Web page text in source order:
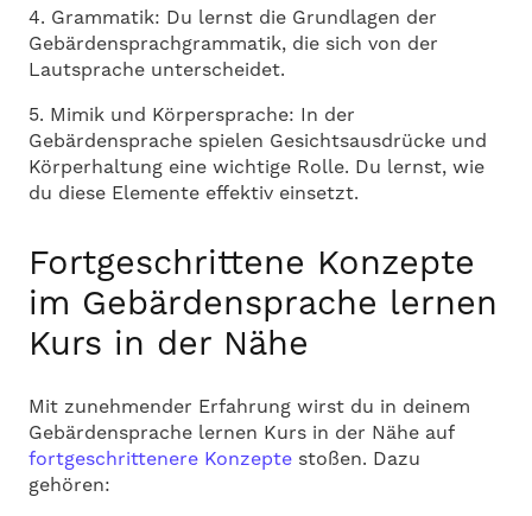
4. Grammatik: Du lernst die Grundlagen der
Gebärdensprachgrammatik, die sich von der
Lautsprache unterscheidet.
5. Mimik und Körpersprache: In der
Gebärdensprache spielen Gesichtsausdrücke und
Körperhaltung eine wichtige Rolle. Du lernst, wie
du diese Elemente effektiv einsetzt.
Fortgeschrittene Konzepte
im Gebärdensprache lernen
Kurs in der Nähe
Mit zunehmender Erfahrung wirst du in deinem
Gebärdensprache lernen Kurs in der Nähe auf
fortgeschrittenere Konzepte stoßen. Dazu
gehören: